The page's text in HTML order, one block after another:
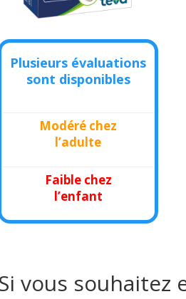
Plusieurs évaluations
sont disponibles
Modéré chez
l’adulte
Faible chez
l’enfant
vous souhaitez